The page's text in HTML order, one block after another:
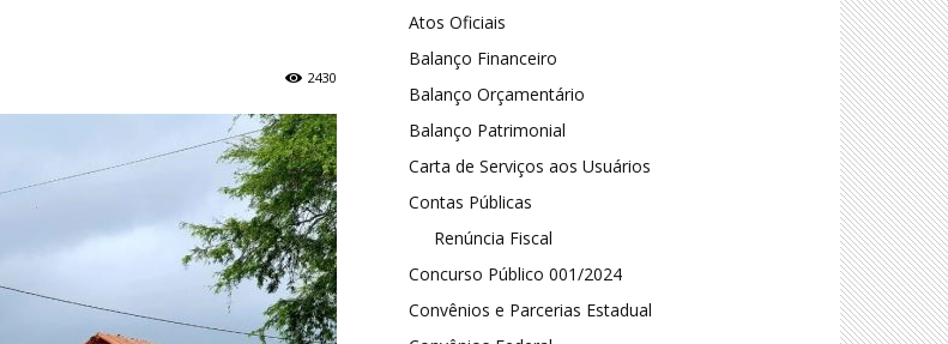
de
Piritiba
2430
Atos Oficiais
Balanço Financeiro
Balanço Orçamentário
Balanço Patrimonial
Carta de Serviços aos Usuários
Contas Públicas
Renúncia Fiscal
Concurso Público 001/2024
Convênios e Parcerias Estadual